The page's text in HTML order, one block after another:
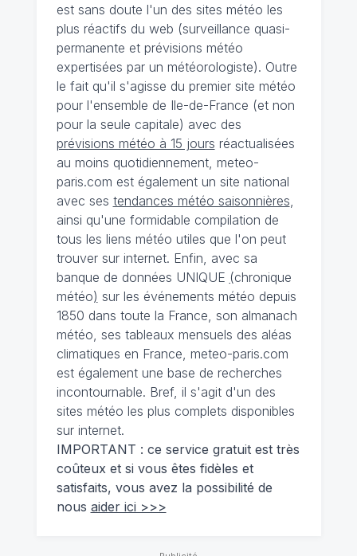
est sans doute l'un des sites météo les
plus réactifs du web (surveillance quasi-
permanente et prévisions météo
expertisées par un météorologiste). Outre
le fait qu'il s'agisse du premier site météo
pour l'ensemble de Ile-de-France (et non
pour la seule capitale) avec des
prévisions météo à 15 jours réactualisées
au moins quotidiennement, meteo-
paris.com est également un site national
avec ses tendances météo saisonnières,
ainsi qu'une formidable compilation de
tous les liens météo utiles que l'on peut
trouver sur internet. Enfin, avec sa
banque de données UNIQUE (chronique
météo) sur les événements météo depuis
1850 dans toute la France, son almanach
météo, ses tableaux mensuels des aléas
climatiques en France, meteo-paris.com
est également une base de recherches
incontournable. Bref, il s'agit d'un des
sites météo les plus complets disponibles
sur internet.
IMPORTANT : ce service gratuit est très
coûteux et si vous êtes fidèles et
satisfaits, vous avez la possibilité de
nous aider ici >>>